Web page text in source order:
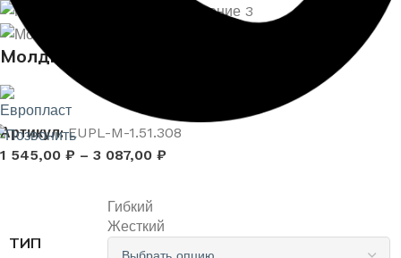
Молдинг 1.51.308
Артикул:EUPL-M-1.51.308
1 545,00 ₽ – 3 087,00 ₽
ТИП
Гибкий
Жесткий